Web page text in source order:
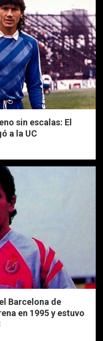
sin escalas: El
a la UC
Barcelona de
en 1995 y estuvo